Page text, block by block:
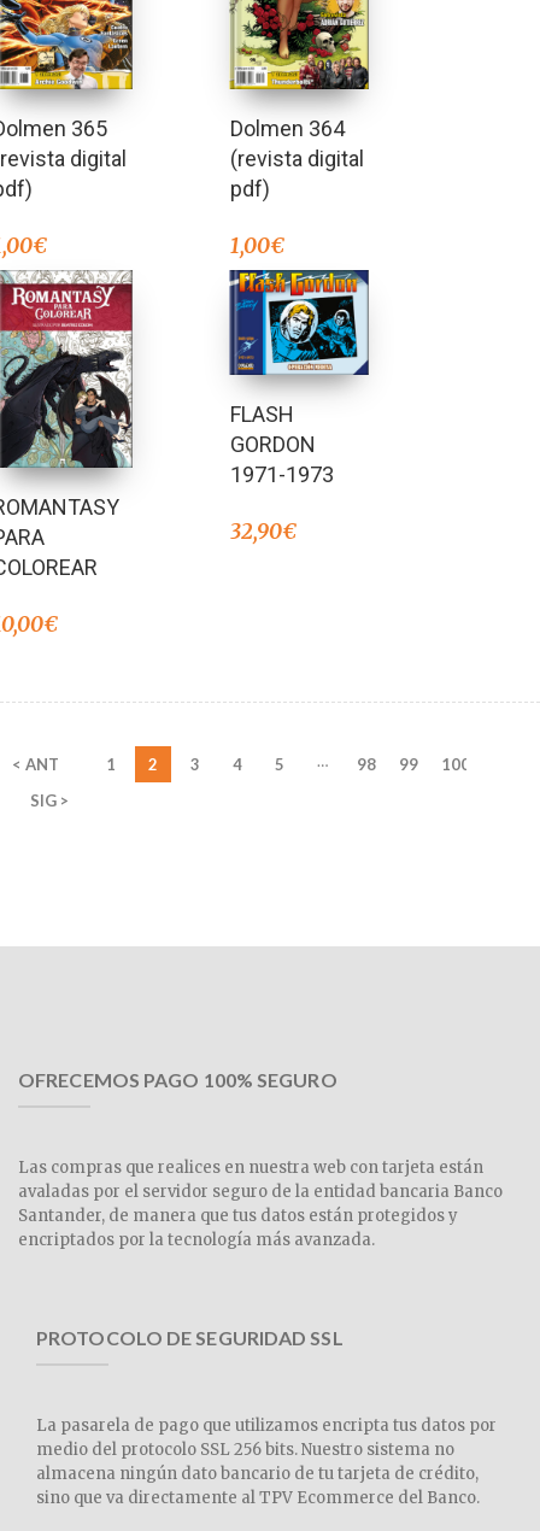
365
digital
€
Dolmen 364
(revista digital
pdf)
1,00€
€
FLASH
GORDON
1971-1973
32,90€
< ANT 1 2 3 4 5 … 98 99
100
SIG >
OFRECEMOS PAGO 100% SEGURO
Las compras que realices en nuestra web con tarjeta están
avaladas por el servidor seguro de la entidad bancaria Banco
Santander, de manera que tus datos están protegidos y
encriptados por la tecnología más avanzada.
PROTOCOLO DE SEGURIDAD SSL
La pasarela de pago que utilizamos encripta tus datos por
medio del protocolo SSL 256 bits. Nuestro sistema no
almacena ningún dato bancario de tu tarjeta de crédito,
sino que va directamente al TPV Ecommerce del Banco.